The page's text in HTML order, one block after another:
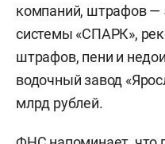
компаний, штрафов
системы «СПАРК»,
штрафов, пени и
водочный завод
млрд рублей.